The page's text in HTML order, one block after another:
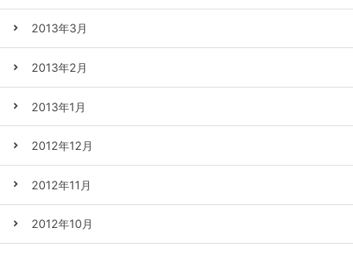
2013年3月
2013年2月
2013年1月
2012年12月
2012年11月
2012年10月